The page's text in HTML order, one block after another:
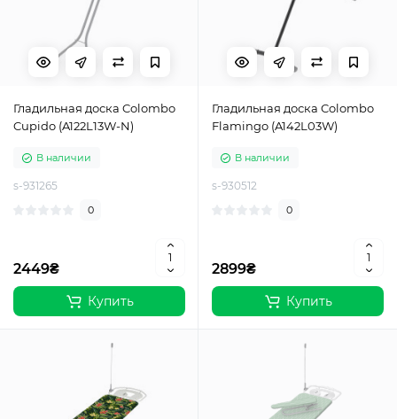
Гладильная доска Colombo
Cupido (A122L13W-N)
В наличии
s-931265
0
2449₴
Купить
Гладильная доска Colombo
Flamingo (A142L03W)
В наличии
s-930512
0
2899₴
Купить